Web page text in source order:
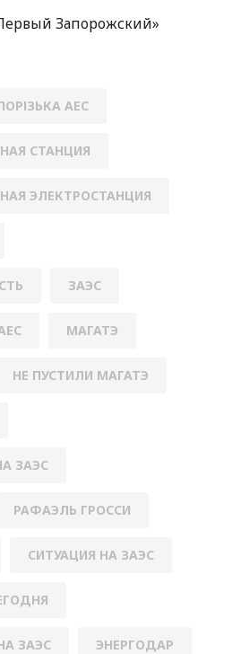
Запорожский»
АЕС
СТАНЦИЯ
ЭЛЕКТРОСТАНЦИЯ
ЗАЭС
МАГАТЭ
НЕ ПУСТИЛИ МАГАТЭ
ЗАЭС
РАФАЭЛЬ ГРОССИ
СИТУАЦИЯ НА ЗАЭС
ЗАЭС ЭНЕРГОДАР